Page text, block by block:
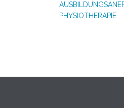
PHYSIOTHERAPIE